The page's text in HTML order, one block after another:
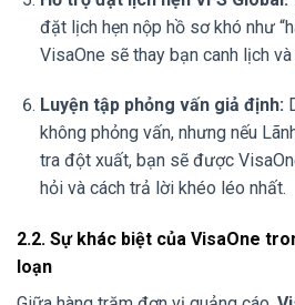
đặt lịch hẹn nộp hồ sơ khó như
VisaOne sẽ thay bạn canh lịch
Luyện tập phỏng vấn giả định:
không phỏng vấn, nhưng nếu
tra đột xuất, bạn sẽ được
hỏi và cách trả lời khéo léo nhất.
2.2. Sự khác biệt của VisaOne
loạn